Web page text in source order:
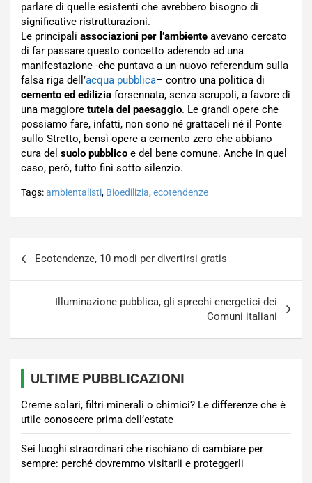
parlare di quelle esistenti che avrebbero bisogno di
significative ristrutturazioni.
Le principali associazioni per l’ambiente avevano cercato
di far passare questo concetto aderendo ad una
manifestazione -che puntava a un nuovo referendum sulla
falsa riga dell’acqua pubblica– contro una politica di
cemento ed edilizia forsennata, senza scrupoli, a favore di
una maggiore tutela del paesaggio. Le grandi opere che
possiamo fare, infatti, non sono né grattaceli né il Ponte
sullo Stretto, bensì opere a cemento zero che abbiano
cura del suolo pubblico e del bene comune. Anche in quel
caso, però, tutto finì sotto silenzio.
Tags:ambientalisti, Bioedilizia,ecotendenze
Ecotendenze, 10 modi per divertirsi gratis
Illuminazione pubblica, gli sprechi energetici dei
Comuni italiani
ULTIME PUBBLICAZIONI
Creme solari, filtri minerali o chimici? Le differenze che è
utile conoscere prima dell’estate
Sei luoghi straordinari che rischiano di cambiare per
sempre: perché dovremmo visitarli e proteggerli